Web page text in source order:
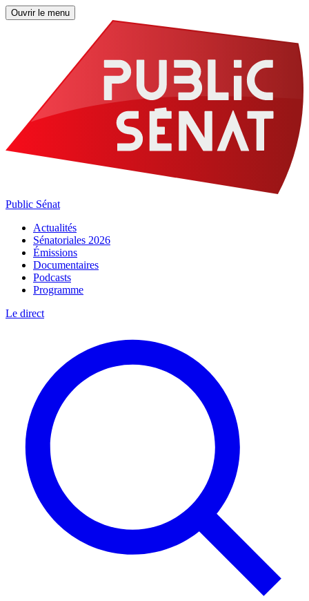
Ouvrir le menu
Public Sénat
Actualités
Sénatoriales 2026
Émissions
Documentaires
Podcasts
Programme
Le direct